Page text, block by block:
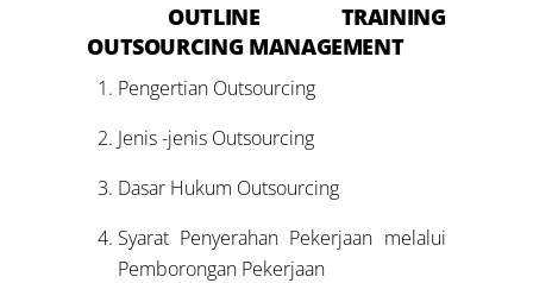
OUTLINE TRAINING
OUTSOURCING MANAGEMENT
Pengertian Outsourcing
Jenis -jenis Outsourcing
Dasar Hukum Outsourcing
Syarat Penyerahan Pekerjaan melalui
Pemborongan Pekerjaan